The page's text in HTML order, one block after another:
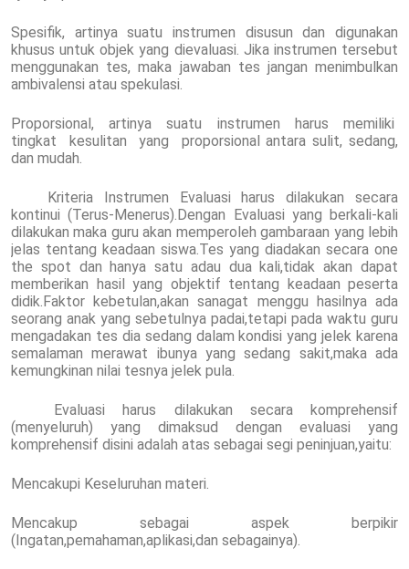
Spesifik, artinya suatu instrumen disusun dan digunakan
khusus untuk objek yang dievaluasi. Jika instrumen tersebut
menggunakan tes, maka jawaban tes jangan menimbulkan
ambivalensi atau spekulasi.
Proporsional, artinya suatu instrumen harus memiliki
tingkat kesulitan yang proporsional antara sulit, sedang,
dan mudah.
Kriteria Instrumen Evaluasi harus dilakukan secara
kontinui (Terus-Menerus).Dengan Evaluasi yang berkali-kali
dilakukan maka guru akan memperoleh gambaraan yang lebih
jelas tentang keadaan siswa.Tes yang diadakan secara one
the spot dan hanya satu adau dua kali,tidak akan dapat
memberikan hasil yang objektif tentang keadaan peserta
didik.Faktor kebetulan,akan sanagat menggu hasilnya ada
seorang anak yang sebetulnya padai,tetapi pada waktu guru
mengadakan tes dia sedang dalam kondisi yang jelek karena
semalaman merawat ibunya yang sedang sakit,maka ada
kemungkinan nilai tesnya jelek pula.
Evaluasi harus dilakukan secara komprehensif
(menyeluruh) yang dimaksud dengan evaluasi yang
komprehensif disini adalah atas sebagai segi peninjuan,yaitu:
Mencakupi Keseluruhan materi.
Mencakup sebagai aspek berpikir
(Ingatan,pemahaman,aplikasi,dan sebagainya).